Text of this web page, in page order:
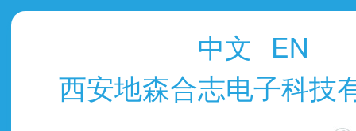
中文 EN
西安地森合志电子科技